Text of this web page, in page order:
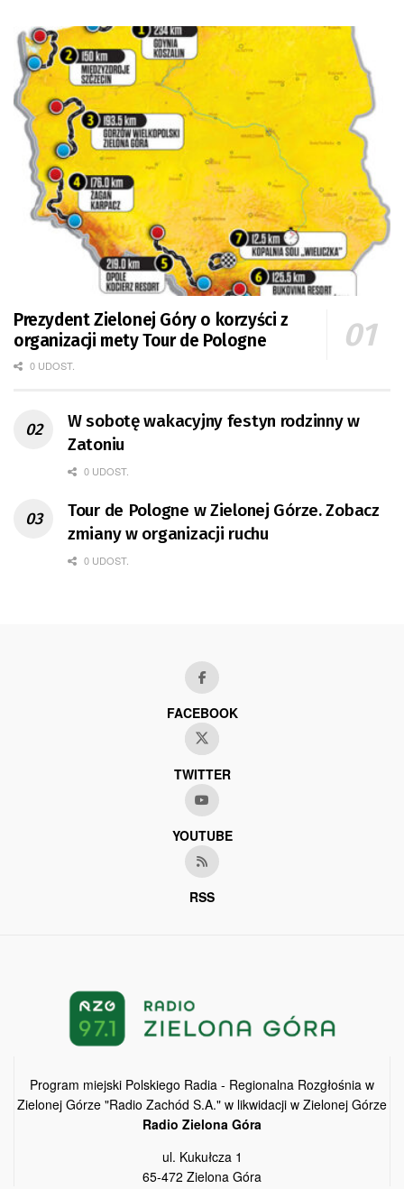
Prezydent Zielonej Góry o korzyści z
organizacji mety Tour de Pologne
0 UDOST.
W sobotę wakacyjny festyn rodzinny w
Zatoniu
0 UDOST.
Tour de Pologne w Zielonej Górze. Zobacz
zmiany w organizacji ruchu
0 UDOST.
FACEBOOK
TWITTER
YOUTUBE
RSS
Program miejski Polskiego Radia - Regionalna Rozgłośnia w
Zielonej Górze "Radio Zachód S.A." w likwidacji w Zielonej Górze
Radio Zielona Góra
ul. Kukułcza 1
65-472 Zielona Góra